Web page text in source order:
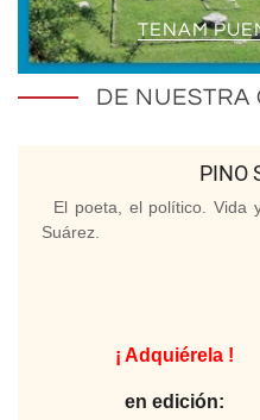
TENAM
DE NUESTRA
PINO
El poeta, el político. Vida
Suárez.
¡ Adquiérela !
en edición: